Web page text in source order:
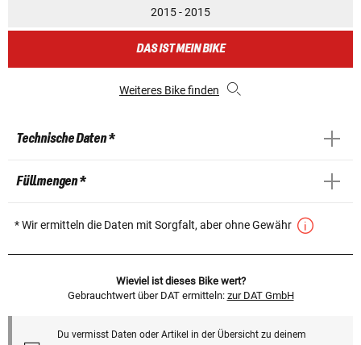
2015 - 2015
DAS IST MEIN BIKE
Weiteres Bike finden
Technische Daten *
Füllmengen *
* Wir ermitteln die Daten mit Sorgfalt, aber ohne Gewähr
Wieviel ist dieses Bike wert?
Gebrauchtwert über DAT ermitteln: zur DAT GmbH
Du vermisst Daten oder Artikel in der Übersicht zu deinem